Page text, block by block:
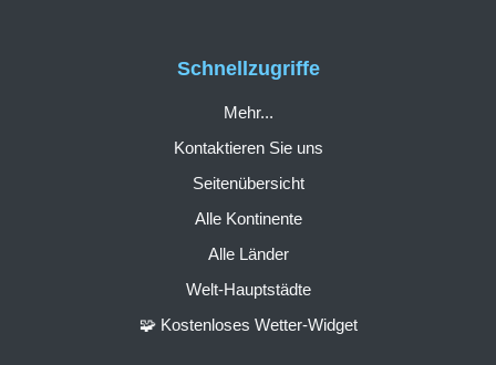
Schnellzugriffe
Mehr...
Kontaktieren Sie uns
Seitenübersicht
Alle Kontinente
Alle Länder
Welt-Hauptstädte
🧩 Kostenloses Wetter-Widget